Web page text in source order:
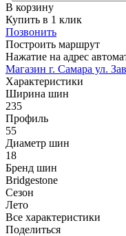
В корзину
Купить в 1 клик
Позвонить
Построить маршрут
Нажатие на адрес
Магазин г. Самара ул.
Характеристики
Ширина шин
235
Профиль
55
Диаметр шин
18
Бренд шин
Bridgestone
Сезон
Лето
Все характеристики
Поделиться